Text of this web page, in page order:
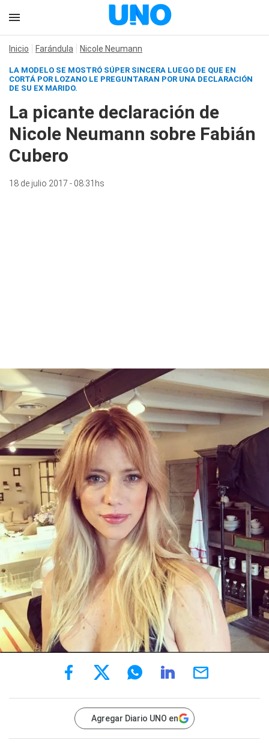
Inicio Farándula Nicole Neumann
LA MODELO SE MOSTRÓ SÚPER SINCERA LUEGO DE QUE EN
CORTÁ POR LOZANO LE PREGUNTARAN POR UNA DECLARACIÓN
DE SU EX MARIDO.
La picante declaración de
Nicole Neumann sobre Fabián
Cubero
18 de julio 2017 - 08:31hs
Agregar Diario UNO en